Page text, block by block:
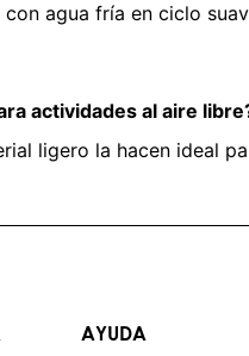
agua fría en ciclo
actividades al aire
ligero la hacen ideal
AYUDA